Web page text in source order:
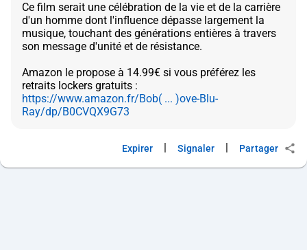
Ce film serait une célébration de la vie et de la carrière
d'un homme dont l'influence dépasse largement la
musique, touchant des générations entières à travers
son message d'unité et de résistance.
Amazon le propose à 14.99€ si vous préférez les
https://www.amazon.fr/Bob( ... )ove-Blu-
Ray/dp/B0CVQX9G73
Expirer Signaler Partager